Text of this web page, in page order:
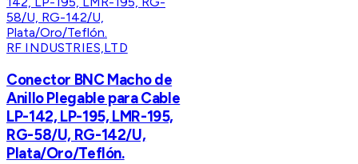
RF INDUSTRIES,LTD
Conector BNC Macho de
Anillo Plegable para Cable
LP-142, LP-195, LMR-195,
RG-58/U, RG-142/U,
Plata/Oro/Teflón.